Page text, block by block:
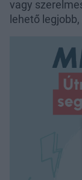
vagy
lehető